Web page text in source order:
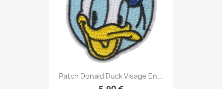
Patch Donald Duck Visage En...